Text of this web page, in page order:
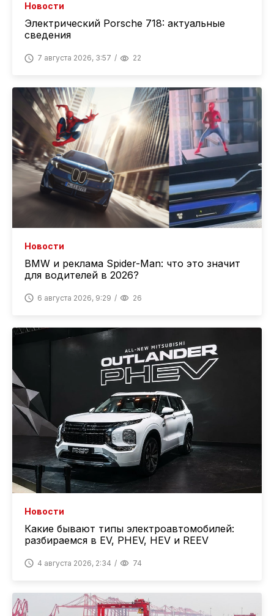
Новости
Электрический Porsche 718: актуальные
сведения
7 августа 2026, 3:57 22
Новости
BMW и реклама Spider-Man: что это значит
для водителей в 2026?
6 августа 2026, 9:29 26
Новости
Какие бывают типы электроавтомобилей:
разбираемся в EV, PHEV, HEV и REEV
4 августа 2026, 2:34 74